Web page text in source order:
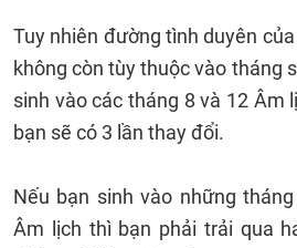
Tuy nhiên đường tình duyên
không còn tùy thuộc vào tháng
sinh vào các tháng 8 và 12 Âm
bạn sẽ có 3 lần thay đổi.
Nếu bạn sinh vào những
Âm lịch thì bạn phải trải qua